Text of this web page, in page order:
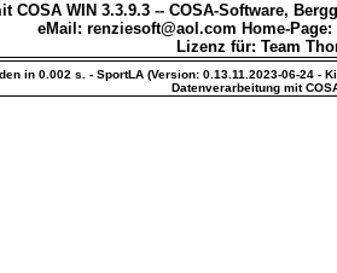
COSA WIN 3.3.9.3 -- COSA-Software,
eMail: renziesoft@aol.com Home-Page:
Lizenz für: Team
in 0.002 s. - SportLA (Version: 0.13.11.2023-06-24 -
Datenverarbeitung mit